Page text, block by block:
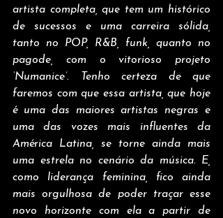
artista completa, que tem um histórico
de sucessos e uma carreira sólida,
tanto no POP, R&B, funk, quanto no
pagode, com o vitorioso projeto
‘Numanice’. Tenho certeza de que
faremos com que essa artista, que hoje
é uma das maiores artistas negras e
uma das vozes mais influentes da
América Latina, se torne ainda mais
uma estrela no cenário da música. E,
como liderança feminina, fico ainda
mais orgulhosa de poder traçar esse
novo horizonte com ela a partir de